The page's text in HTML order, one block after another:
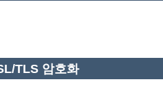
TLS 암호화